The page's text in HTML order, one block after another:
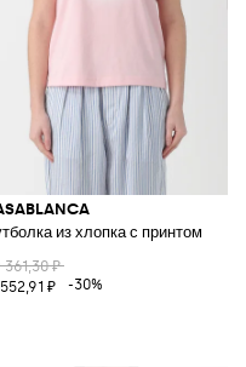
из хлопка с принтом
361,30 ₽
₽
-30%